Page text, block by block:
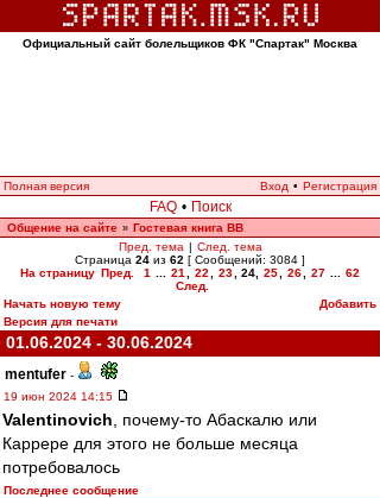
Официальный сайт болельщиков ФК "Спартак" Москва
Полная версия Вход • Регистрация
FAQ • Поиск
Общение на сайте » Гостевая книга ВВ
Пред. тема | След. тема
Страница 24 из 62 [ Сообщений: 3084 ]
На страницу Пред. 1 21 22 23 24 25 26 27
62
След.
Начать новую тему
Добавить
Версия для печати
01.06.2024 - 30.06.2024
mentufer -
19 июн 2024 14:15
Valentinovich , почему-то Абаскалю или
Каррере для этого не больше месяца
потребовалось
Последнее сообщение